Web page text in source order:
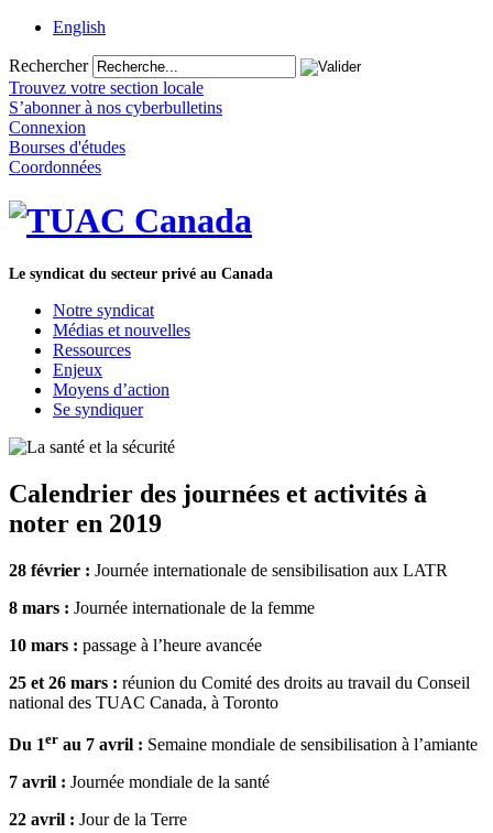
English
Rechercher
Trouvez votre section locale
S’abonner à nos cyberbulletins
Connexion
Bourses d'études
Coordonnées
Le syndicat du secteur privé au Canada
Notre syndicat
Médias et nouvelles
Ressources
Enjeux
Moyens d’action
Se syndiquer
Calendrier des journées et activités à
noter en 2019
28 février : Journée internationale de sensibilisation aux LATR
8 mars : Journée internationale de la femme
10 mars : passage à l’heure avancée
25 et 26 mars : réunion du Comité des droits au travail du Conseil
national des TUAC Canada, à Toronto
Du 1er au 7 avril : Semaine mondiale de sensibilisation à l’amiante
7 avril : Journée mondiale de la santé
22 avril : Jour de la Terre